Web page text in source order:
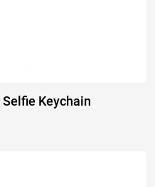
Keychain